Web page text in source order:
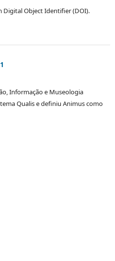
Digital Object Identifier (DOI).
Informação e Museologia
Qualis e definiu Animus como